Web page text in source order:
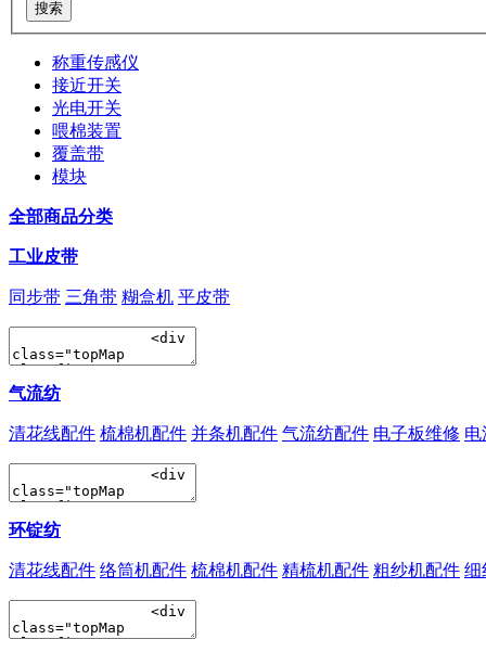
称重传感仪
接近开关
光电开关
喂棉装置
覆盖带
模块
全部商品分类
工业皮带
同步带 三角带 糊盒机 平皮带
气流纺
清花线配件 梳棉机配件 并条机配件 气流纺配件 电子板维修 电
环锭纺
清花线配件 络筒机配件 梳棉机配件 精梳机配件 粗纱机配件 细